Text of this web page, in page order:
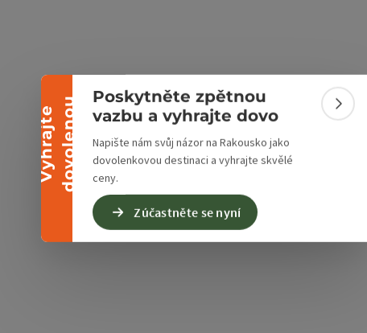
V
y
h
r
a
j
t
e
d
o
v
o
l
e
n
ou
Sbalit banner
Poskytněte zpětnou
vazbu a vyhrajte dovo
Napište nám svůj názor na Rakousko jako
dovolenkovou destinaci a vyhrajte skvělé
ceny.
Zúčastněte se nyní